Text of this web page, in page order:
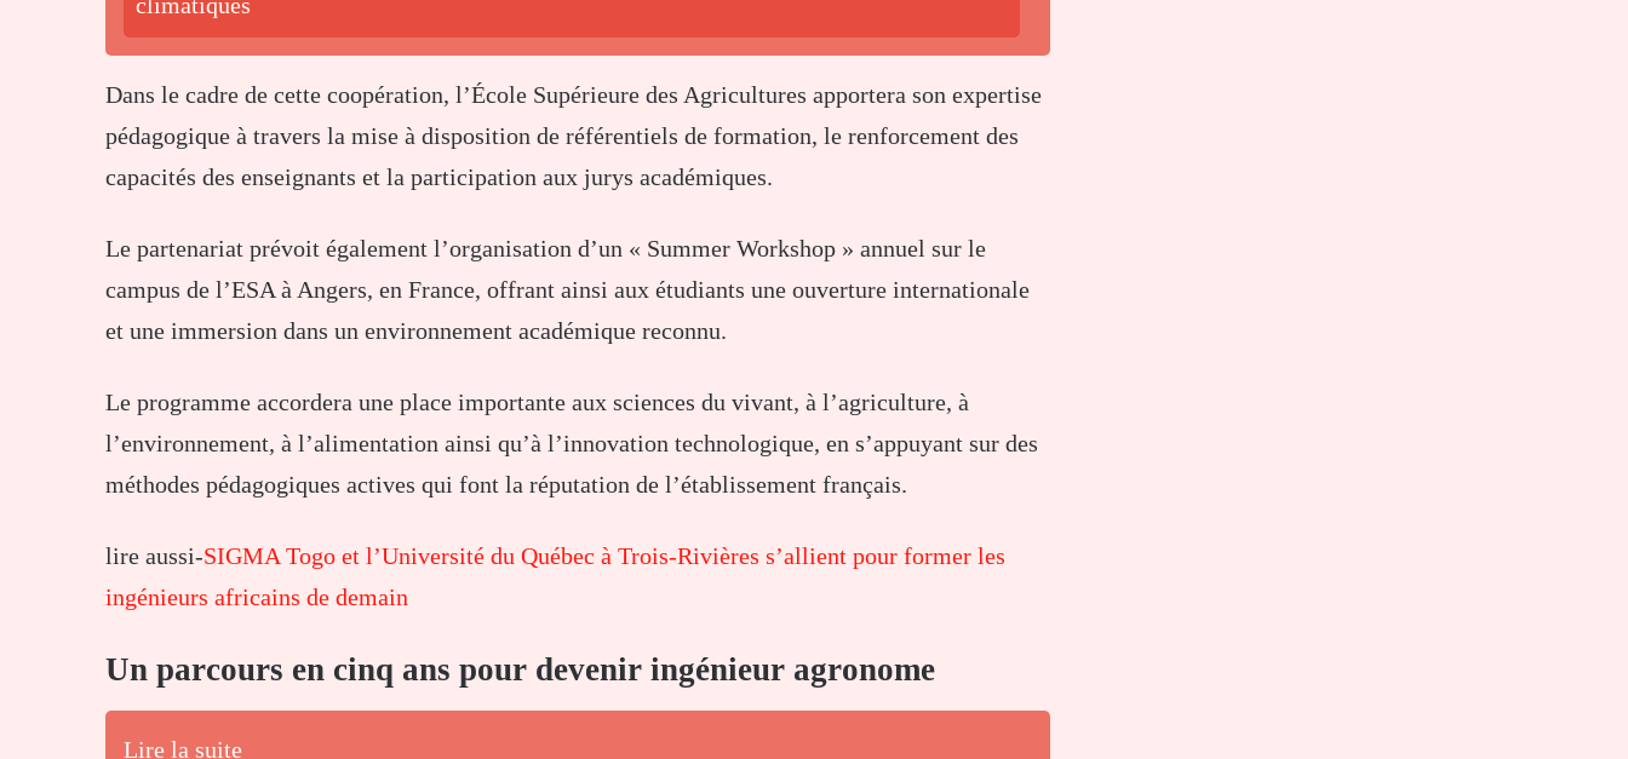
Dans le cadre de cette coopération, l’École Supérieure des Agricultures apportera son expertise
pédagogique à travers la mise à disposition de référentiels de formation, le renforcement des
capacités des enseignants et la participation aux jurys académiques.
Le partenariat prévoit également l’organisation d’un « Summer Workshop » annuel sur le
campus de l’ESA à Angers, en France, offrant ainsi aux étudiants une ouverture internationale
et une immersion dans un environnement académique reconnu.
Le programme accordera une place importante aux sciences du vivant, à l’agriculture, à
l’environnement, à l’alimentation ainsi qu’à l’innovation technologique, en s’appuyant sur des
méthodes pédagogiques actives qui font la réputation de l’établissement français.
lire aussi-SIGMA Togo et l’Université du Québec à Trois-Rivières s’allient pour former les
ingénieurs africains de demain
Un parcours en cinq ans pour devenir ingénieur agronome
Lire la suite